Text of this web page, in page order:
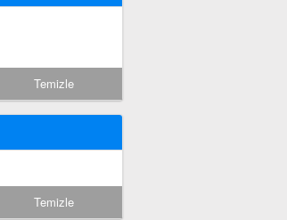
Temizle
Temizle